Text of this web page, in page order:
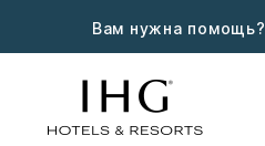
Вам нужна помощь?